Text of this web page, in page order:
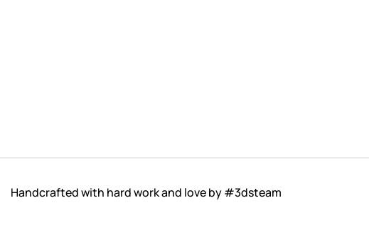
Handcrafted with hard work and love by#3dsteam